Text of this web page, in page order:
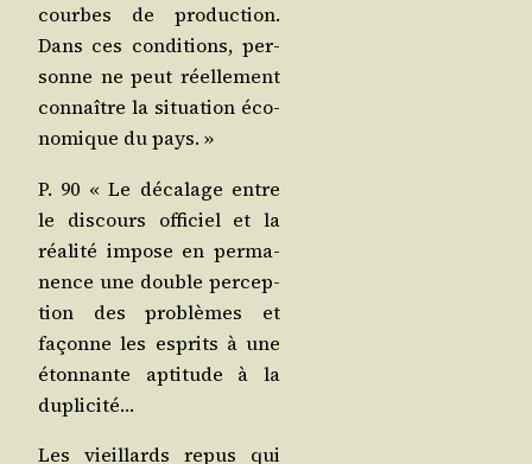
courbes de pro­duc­tion.
Dans ces condi­tions, per­
sonne ne peut réel­le­ment
connaître la situa­tion éco­
no­mique du pays. »
P. 90 « Le déca­lage entre
le dis­cours offi­ciel et la
réa­li­té impose en per­ma­
nence une double per­cep­
tion des pro­blèmes et
façonne les esprits à une
éton­nante apti­tude à la
duplicité…
Les vieillards repus qui